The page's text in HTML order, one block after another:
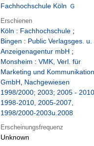
Fachhochschule Köln
Erschienen
Köln : Fachhochschule ;
Bingen : Public Verlagsges. u.
Anzeigenagentur mbH ;
Monsheim : VMK, Verl. für
Marketing und Kommunikation
GmbH, Nachgewiesen
1998/2000; 2003; 2005 -
1998-2010, 2005-2007,
1998/2000-2003u.2008
Erscheinungsfrequenz
Unknown